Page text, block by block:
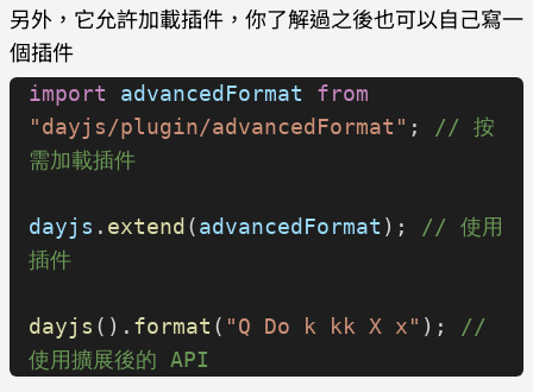
    "1 月_2 月_3 月_4 月_5 月_6 月_7
月_8 月_9 月_10 月_11 月_12
月".split("_"),
  ordinal
: ( n ) => `${n}日`,
  relativeTime:
    past:
"%s 前",
    mm:
"%d 分鐘",
    h:
"1 小時"
另外，它允許加載插件，你了解過之後也可以自己寫一
個插件
import advancedFormat from
"dayjs/plugin/advancedFormat" ; // 按
需加載插件
dayjs . extend(advancedFormat ); // 使用
插件
dayjs (). format ( "Q Do k kk X x" ); //
使用擴展後的 API